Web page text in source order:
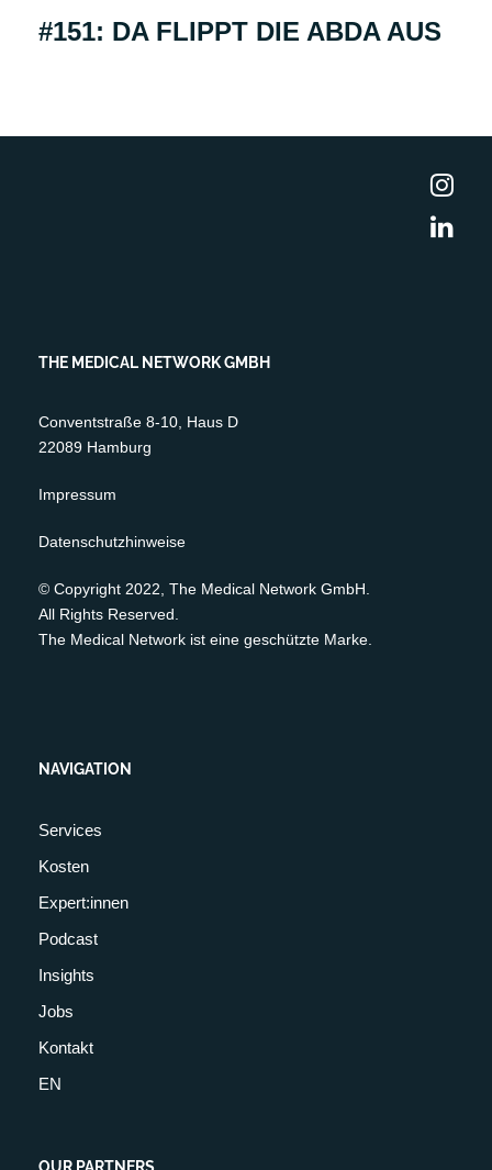
#151: DA FLIPPT DIE ABDA AUS
THE MEDICAL NETWORK GMBH
Conventstraße 8-10, Haus D
22089 Hamburg
Impressum
Datenschutzhinweise
© Copyright 2022, The Medical Network GmbH.
All Rights Reserved.
The Medical Network ist eine geschützte Marke.
NAVIGATION
Services
Kosten
Expert:innen
Podcast
Insights
Jobs
Kontakt
EN